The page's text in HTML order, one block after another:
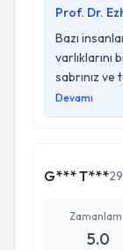
empati
ve sabırla
ekibiyle,
korkusuz
bıraktıran
Prof. Dr.
Bazı
varlıklarını
sabrınız ve
Devamı
G*** T***
5.0